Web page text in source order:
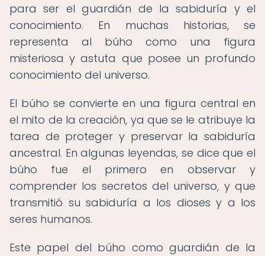
para ser el guardián de la sabiduría y el
conocimiento. En muchas historias, se
representa al búho como una figura
misteriosa y astuta que posee un profundo
conocimiento del universo.
El búho se convierte en una figura central en
el mito de la creación, ya que se le atribuye la
tarea de proteger y preservar la sabiduría
ancestral. En algunas leyendas, se dice que el
búho fue el primero en observar y
comprender los secretos del universo, y que
transmitió su sabiduría a los dioses y a los
seres humanos.
Este papel del búho como guardián de la